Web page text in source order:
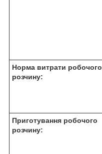
Норма витрати робочого
розчину:
Приготування робочого
розчину: